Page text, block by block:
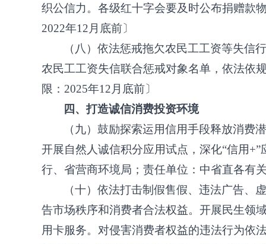
织公信力。各级红十字会要及时公布捐赠款
2022年12月底前〕
（八）依法惩戒拖欠农民工工资等失
农民工工资失信联合惩戒对象名单，依法依
限： 2025年12月底前〕
四、打造诚信消费投资环境
（九）鼓励探索运用信用手段释放消费
开展自然人诚信积分应用试点，深化“信用
行、省营商环境局；责任单位：中省直各有
（十）依法打击制假售假、违法广告
告市场秩序和消费者合法权益。开展民生领
用卡服务。对侵害消费者权益的违法行为依